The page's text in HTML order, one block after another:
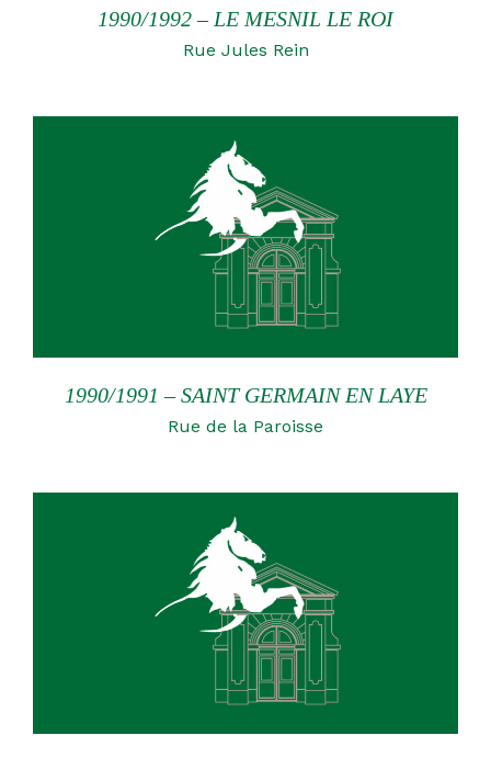
1990/1992 – LE MESNIL LE ROI
Rue Jules Rein
1990/1991 – SAINT GERMAIN EN LAYE
Rue de la Paroisse